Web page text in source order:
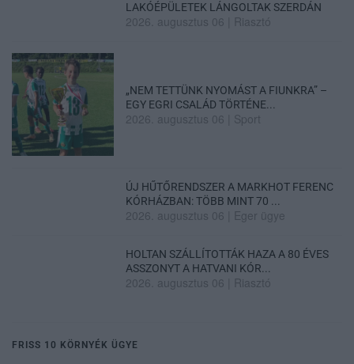
LAKÓÉPÜLETEK LÁNGOLTAK SZERDÁN
2026. augusztus 06 Riasztó
„NEM TETTÜNK NYOMÁST A FIUNKRA” –
EGY EGRI CSALÁD TÖRTÉNE...
2026. augusztus 06 Sport
ÚJ HŰTŐRENDSZER A MARKHOT FERENC
KÓRHÁZBAN: TÖBB MINT 70 ...
2026. augusztus 06 Eger ügye
HOLTAN SZÁLLÍTOTTÁK HAZA A 80 ÉVES
ASSZONYT A HATVANI KÓR...
2026. augusztus 06 Riasztó
FRISS 10 KÖRNYÉK ÜGYE